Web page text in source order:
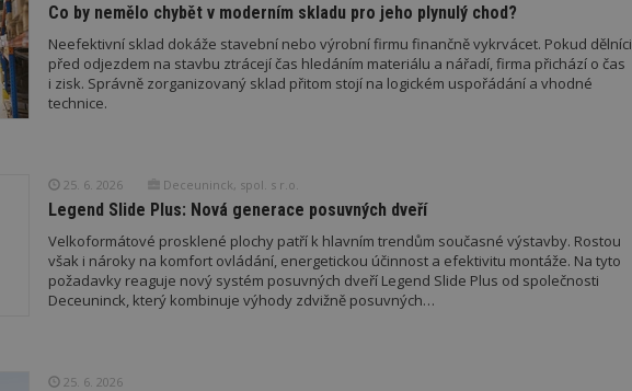
Co by nemělo chybět v moderním skladu pro jeho plynulý chod?
Neefektivní sklad dokáže stavební nebo výrobní firmu finančně vykrvácet. Pokud dělníci
před odjezdem na stavbu ztrácejí čas hledáním materiálu a nářadí, firma přichází o čas
i zisk. Správně zorganizovaný sklad přitom stojí na logickém uspořádání a vhodné
technice.
25. 6. 2026 Deceuninck, spol. s r.o.
Legend Slide Plus: Nová generace posuvných dveří
Velkoformátové prosklené plochy patří k hlavním trendům současné výstavby. Rostou
však i nároky na komfort ovládání, energetickou účinnost a efektivitu montáže. Na tyto
požadavky reaguje nový systém posuvných dveří Legend Slide Plus od společnosti
Deceuninck, který kombinuje výhody zdvižně posuvných…
25. 6. 2026